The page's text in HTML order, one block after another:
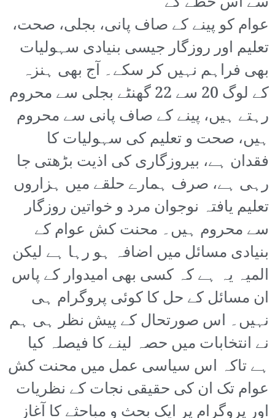
عوام کو پینے کے صاف پانی، بجلی، صحت،
تعلیم اور روزگار جیسی بنیادی سہولیات
بھی فراہم نہیں کر سکے۔ آج بھی ہنزہ
کے لوگ 20 سے 22 گھنٹے بجلی سے محروم
رہتے ہیں، پینے کے صاف پانی سے محروم
ہیں، صحت و تعلیم کی سہولیات کا
فقدان ہے، بیروزگاری کی اذیت بڑھتی جا
رہی ہے، صرف ہمارے حلقے میں ہزاروں
تعلیم یافتہ نوجوان مرد و خواتین روزگار
سے محروم ہیں۔ محنت کش عوام کے
بنیادی مسائل میں اضافہ ہو رہا ہے لیکن
المیہ یہ ہے کہ کسی بھی امیدوار کے پاس
ان مسائل کے حل کا کوئی پروگرام ہی
نہیں۔ اس صورتحال کے پیش نظر ہی ہم
نے انتخابات میں حصہ لینے کا فیصلہ کیا
ہے تاکہ اس سیاسی عمل میں محنت کش
عوام تک ان کی حقیقی نجات کے نظریات
اور پروگرام پر ایک بحث و مباحثے کا آغاز